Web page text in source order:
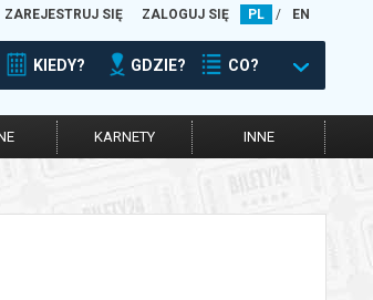
ZAREJESTRUJ SIĘ ZALOGUJ SIĘ PL / EN
KIEDY? GDZIE? CO?
KARNETY INNE